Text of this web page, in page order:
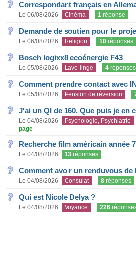
Correspondant français en
Le 06/08/2026 Cinéma 1 réponse
Demande de soutien pour le
Le 06/08/2026 Religion 10 réponses
Bosch logixx8 ecoénergie F43
Le 05/08/2026 Lave-linge 4 réponses
Comment prendre contact avec
Le 05/08/2026 Pension de réversion
J'ai un QI de 160. Que puis je en
Le 04/08/2026 Psychologie, Psychiatrie
page
Recherche film américain année
Le 04/08/2026 13 réponses
Comment avoir un renduvous de
Le 04/08/2026 Consulat 8 réponses
Qui est Nicole Delya ?
Le 04/08/2026 Voyance 226